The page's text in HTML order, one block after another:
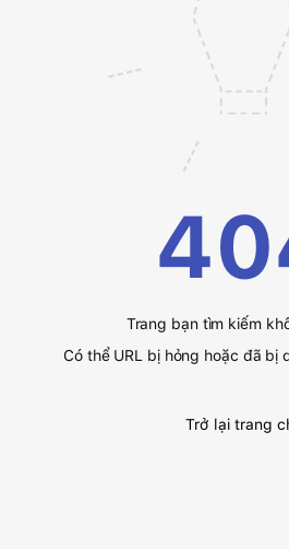
Trang bạn tìm kiếm
Có thể URL bị hỏng hoặc đã bị
Trở lại trang